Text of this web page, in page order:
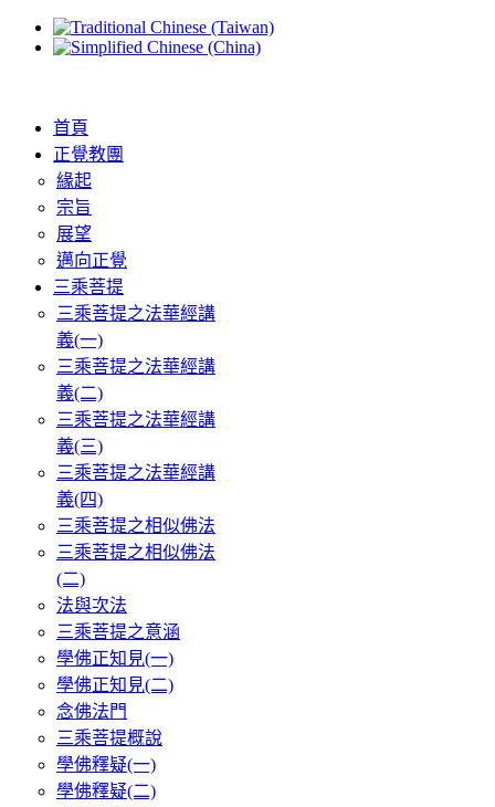
首頁
正覺教團
緣起
宗旨
展望
邁向正覺
三乘菩提
三乘菩提之法華經講
義(一)
三乘菩提之法華經講
義(二)
三乘菩提之法華經講
義(三)
三乘菩提之法華經講
義(四)
三乘菩提之相似佛法
三乘菩提之相似佛法
(二)
法與次法
三乘菩提之意涵
學佛正知見(一)
學佛正知見(二)
念佛法門
三乘菩提概說
學佛釋疑(一)
學佛釋疑(二)